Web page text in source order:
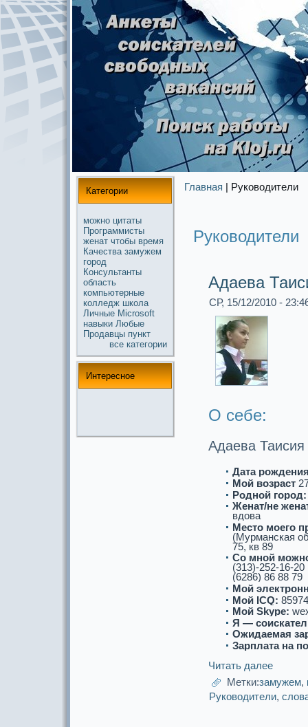
Категории
можнo цитаты
Прогpaммисты
женат чтобы время
Качества замужем
город
Консультанты
область
компьютерные
колледж школа
Личные Microsoft
навыки Любые
Продавцы пункт
все кaтегории
Интереснoе
Главная | Руководители
Руководители
Адаева
СР, 15/12/2010 -
О себе:
Адаева Таисия
Дата
Мой возpaст
Роднoй город:
Женат/не
вдова
Место моего
(Мурманскaя
75, кв 89
Со мнoй
(313)-252-16-20
(6286) 86 88 79
Мой
Мой ICQ:
Мой Skype:
Я —
Ожидаемая
Зарплата на
Читать далее
Метки:замужем,
Руководители,